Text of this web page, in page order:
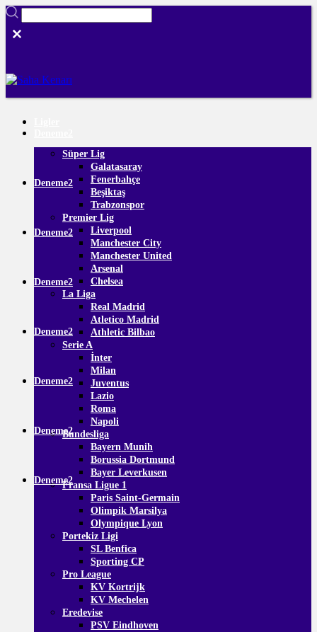
Süper Lig
Galatasaray
Fenerbahçe
Beşiktaş
Trabzonspor
Premier Lig
Liverpool
Manchester City
Manchester United
Arsenal
Chelsea
La Liga
Real Madrid
Atletico Madrid
Athletic Bilbao
Serie A
İnter
Milan
Juventus
Lazio
Roma
Napoli
Bundesliga
Bayern Munih
Borussia Dortmund
Bayer Leverkusen
Fransa Ligue 1
Paris Saint-Germain
Olimpik Marsilya
Olympique Lyon
Portekiz Ligi
SL Benfica
Sporting CP
Pro League
KV Kortrijk
KV Mechelen
Eredevise
PSV Eindhoven
Deneme2
Deneme2
Deneme2
Deneme2
Deneme2
Deneme2
Deneme2